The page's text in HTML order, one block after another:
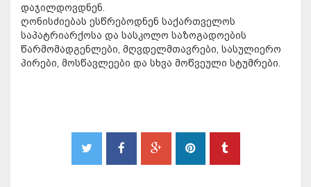
დაჯილდოვდნენ.
ღონისძიებას ესწრებოდნენ საქართველოს
საპატრიარქოსა და სასკოლო საზოგადოების
წარმომადგენლები, მღვდელმთავრები, სასულიერო
პირები, მოსწავლეები და სხვა მოწვეული სტუმრები.